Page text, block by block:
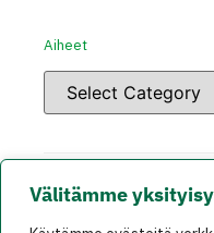
Välitämme
Aiheet